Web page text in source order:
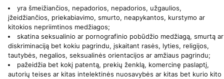
yra šmeižiančios, nepadorios, nepadorios, užgaulios,
įžeidžiančios, priekabiavimo, smurto, neapykantos, kurstymo ar
kitokios nepriimtinos medžiagos;
skatina seksualinio ar pornografinio pobūdžio medžiagą, smurtą ar
diskriminaciją bet kokiu pagrindu, įskaitant rasės, lyties, religijos,
tautybės, negalios, seksualinės orientacijos ar amžiaus pagrindu;
pažeidžia bet kokį patentą, prekių ženklą, komercinę paslaptį,
autorių teises ar kitas intelektinės nuosavybės ar kitas bet kurio kito